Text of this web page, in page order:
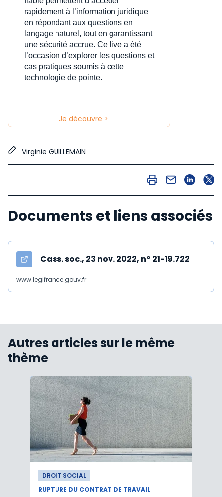
rapidement à l’information juridique
en répondant aux questions en
langage naturel, tout en garantissant
une sécurité accrue. Ce live a été
l’occasion d’explorer les questions et
cas pratiques soumis à cette
technologie de pointe.
Je découvre >
Virginie GUILLEMAIN
Documents et liens associés
Cass. soc., 23 nov. 2022, n° 21-19.722
www.legifrance.gouv.fr
Autres articles sur le même
thème
DROIT SOCIAL
RUPTURE DU CONTRAT DE TRAVAIL